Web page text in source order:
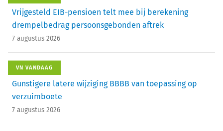
Vrijgesteld EIB-pensioen telt mee bij berekening
drempelbedrag persoonsgebonden aftrek
7 augustus 2026
VN VANDAAG
Gunstigere latere wijziging BBBB van toepassing op
verzuimboete
7 augustus 2026